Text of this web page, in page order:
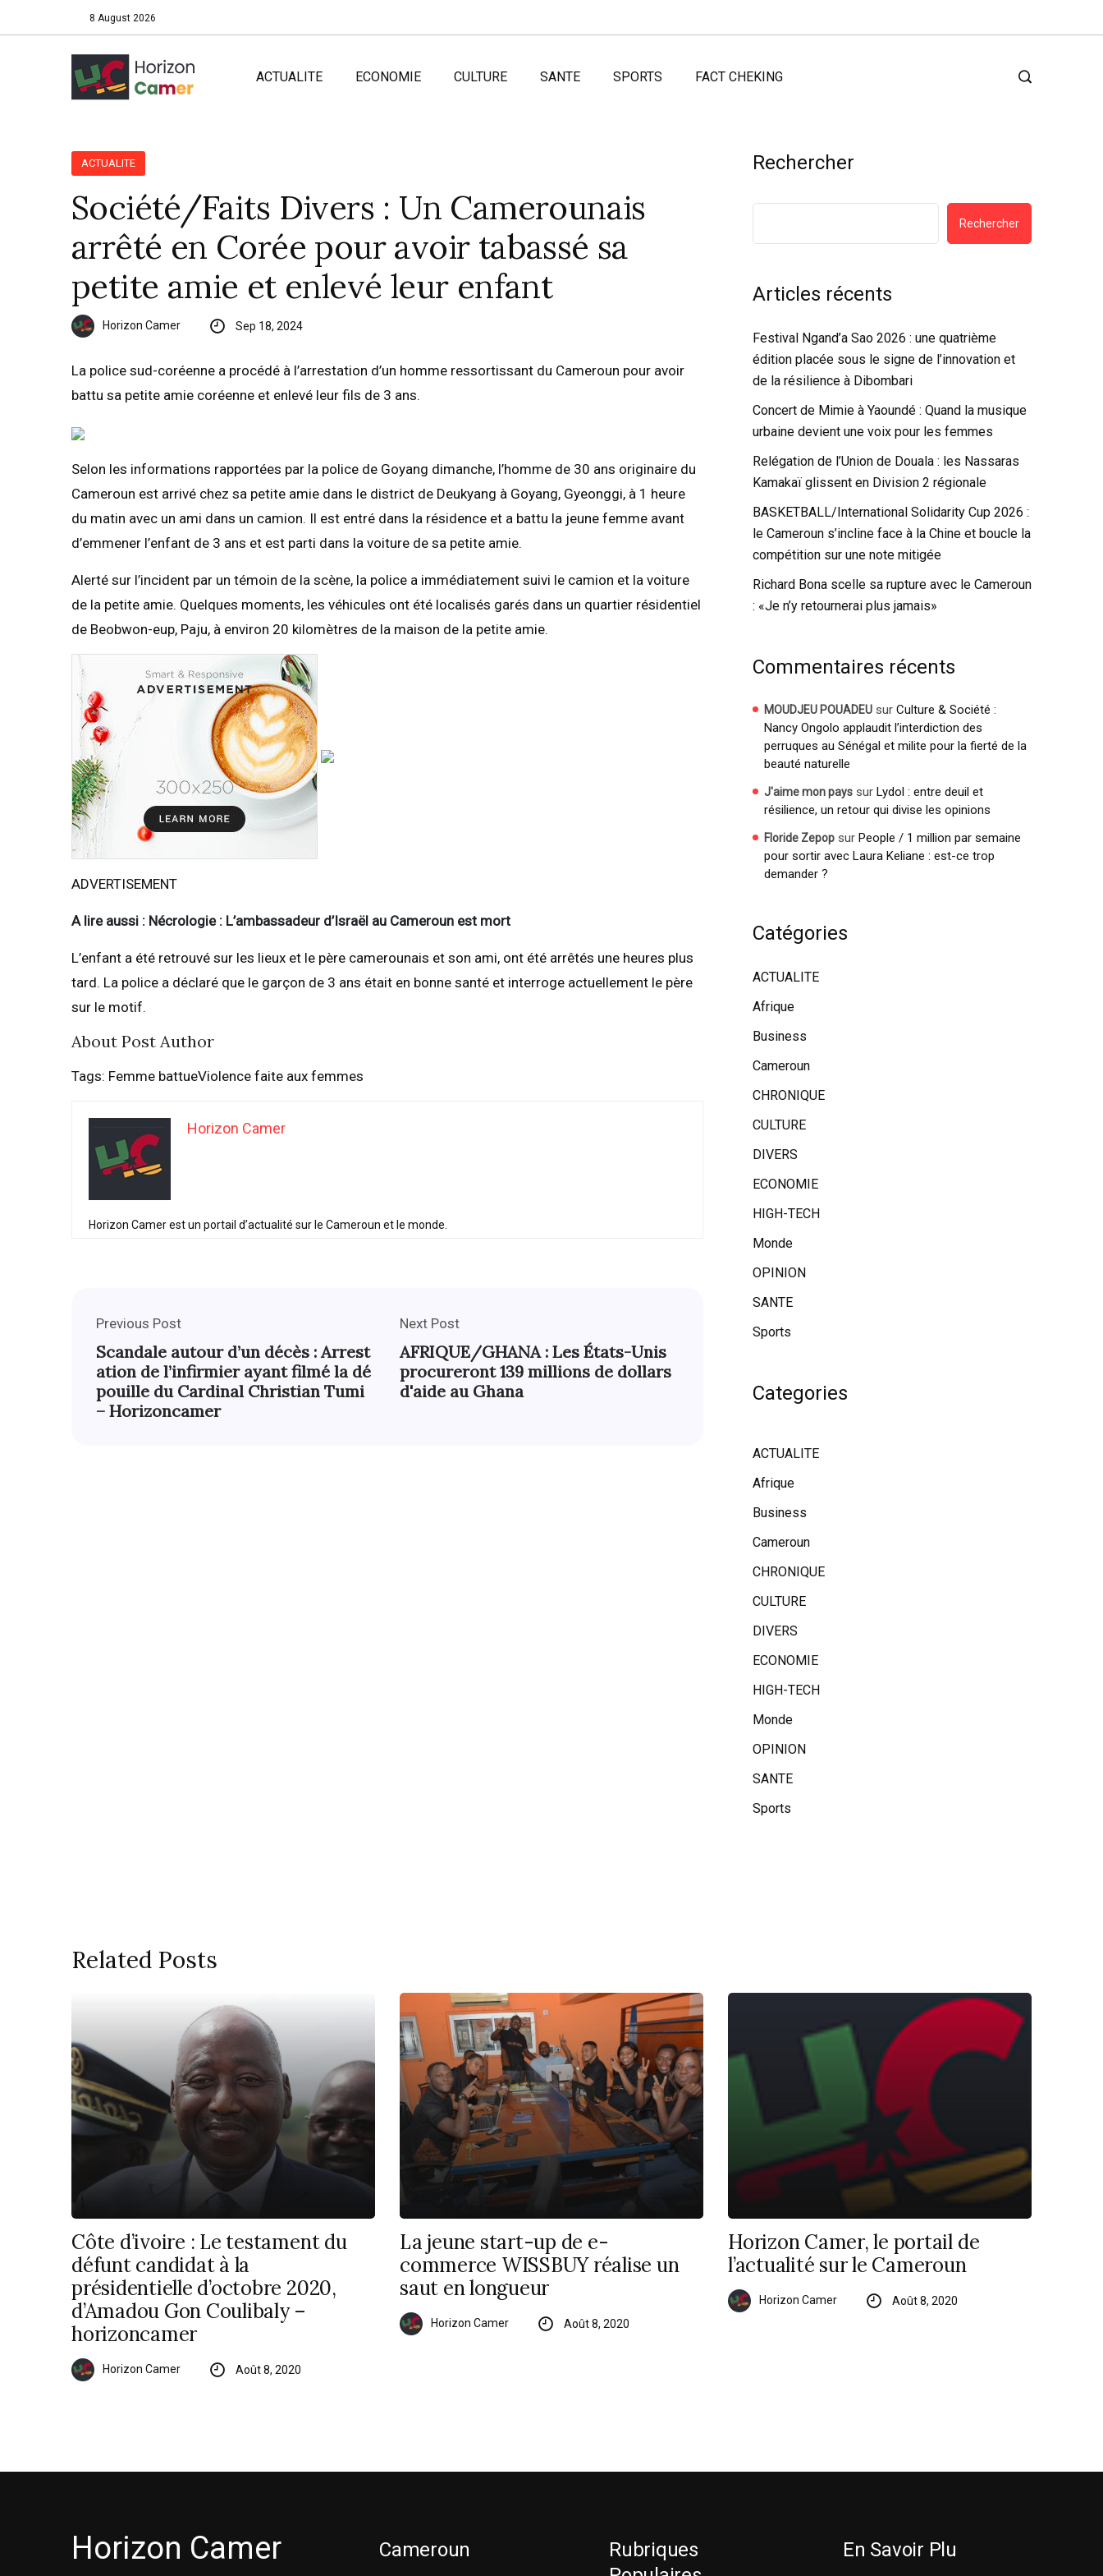
8 August 2026
ACTUALITE ECONOMIE CULTURE SANTE SPORTS FACT CHEKING
ACTUALITE
Société/Faits Divers : Un Camerounais
arrêté en Corée pour avoir tabassé sa
petite amie et enlevé leur enfant
Horizon Camer Sep 18, 2024
La police sud-coréenne a procédé à l’arrestation d’un homme ressortissant du Cameroun pour avoir
battu sa petite amie coréenne et enlevé leur fils de 3 ans.
Selon les informations rapportées par la police de Goyang dimanche, l’homme de 30 ans originaire du
Cameroun est arrivé chez sa petite amie dans le district de Deukyang à Goyang, Gyeonggi, à 1 heure
du matin avec un ami dans un camion. Il est entré dans la résidence et a battu la jeune femme avant
d’emmener l’enfant de 3 ans et est parti dans la voiture de sa petite amie.
Alerté sur l’incident par un témoin de la scène, la police a immédiatement suivi le camion et la voiture
de la petite amie. Quelques moments, les véhicules ont été localisés garés dans un quartier résidentiel
de Beobwon-eup, Paju, à environ 20 kilomètres de la maison de la petite amie.
ADVERTISEMENT
A lire aussi : Nécrologie : L’ambassadeur d’Israël au Cameroun est mort
L’enfant a été retrouvé sur les lieux et le père camerounais et son ami, ont été arrêtés une heures plus
tard. La police a déclaré que le garçon de 3 ans était en bonne santé et interroge actuellement le père
sur le motif.
About Post Author
Tags: Femme battueViolence faite aux femmes
Horizon Camer
Horizon Camer est un portail d’actualité sur le Cameroun et le monde.
Previous Post
Scandale autour d’un décès : Arrest
ation de l’infirmier ayant filmé la dé
pouille du Cardinal Christian Tumi
– Horizoncamer
Next Post
AFRIQUE/GHANA : Les États-Unis
procureront 139 millions de dollars
d'aide au Ghana
Rechercher
Rechercher
Articles récents
Festival Ngand’a Sao 2026 : une quatrième
édition placée sous le signe de l’innovation et
de la résilience à Dibombari
Concert de Mimie à Yaoundé : Quand la musique
urbaine devient une voix pour les femmes
Relégation de l’Union de Douala : les Nassaras
Kamakaï glissent en Division 2 régionale
BASKETBALL/International Solidarity Cup 2026 :
le Cameroun s’incline face à la Chine et boucle la
compétition sur une note mitigée
Richard Bona scelle sa rupture avec le Cameroun
: «Je n’y retournerai plus jamais»
Commentaires récents
MOUDJEU POUADEU sur Culture & Société :
Nancy Ongolo applaudit l’interdiction des
perruques au Sénégal et milite pour la fierté de la
beauté naturelle
J'aime mon pays sur Lydol : entre deuil et
résilience, un retour qui divise les opinions
Floride Zepop sur People / 1 million par semaine
pour sortir avec Laura Keliane : est-ce trop
demander ?
Catégories
ACTUALITE
Afrique
Business
Cameroun
CHRONIQUE
CULTURE
DIVERS
ECONOMIE
HIGH-TECH
Monde
OPINION
SANTE
Sports
Categories
ACTUALITE
Afrique
Business
Cameroun
CHRONIQUE
CULTURE
DIVERS
ECONOMIE
HIGH-TECH
Monde
OPINION
SANTE
Sports
Related Posts
Côte d’ivoire : Le testament du
défunt candidat à la
présidentielle d’octobre 2020,
d’Amadou Gon Coulibaly –
horizoncamer
Horizon Camer Août 8, 2020
La jeune start-up de e-
commerce WISSBUY réalise un
saut en longueur
Horizon Camer Août 8, 2020
Horizon Camer, le portail de
l’actualité sur le Cameroun
Horizon Camer Août 8, 2020
Horizon Camer Cameroun
Rubriques
En Savoir Plu